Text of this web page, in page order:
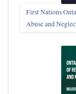
First Nations
Abuse and